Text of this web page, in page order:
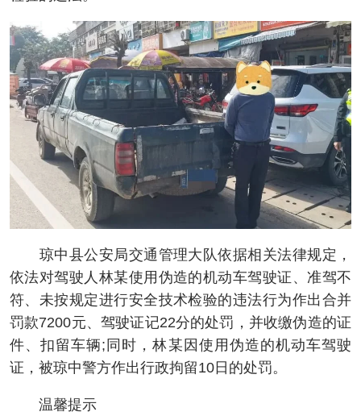
琼中县公安局交通管理大队依据相关法律规定，
依法对驾驶人林某使用伪造的机动车驾驶证、准驾不
符、未按规定进行安全技术检验的违法行为作出合并
罚款7200元、驾驶证记22分的处罚，并收缴伪造的证
件、扣留车辆;同时，林某因使用伪造的机动车驾驶
证，被琼中警方作出行政拘留10日的处罚。
温馨提示